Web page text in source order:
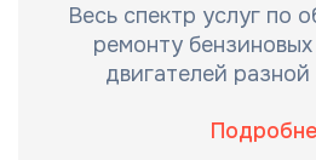
Весь спектр услуг по
ремонту
двигателей